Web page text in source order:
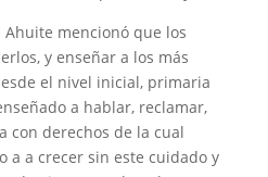
mencionó que los
y enseñar a los más
el nivel inicial, primaria
a hablar, reclamar,
con derechos de la cual
a a crecer sin este cuidado y